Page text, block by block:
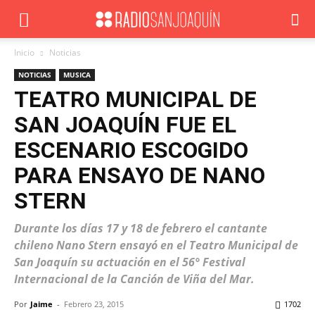
Inicio Noticias
NOTICIAS MUSICA
TEATRO MUNICIPAL DE
SAN JOAQUÍN FUE EL
ESCENARIO ESCOGIDO
PARA ENSAYO DE NANO
STERN
Durante los días 17 y 18 de febrero el cantante
chileno Nano Stern ensayó en el Teatro Municipal de
San Joaquín su actuación en el 56° Festival
Internacional de la Canción de Viña del Mar.
Por Jaime - Febrero 23, 2015 1702